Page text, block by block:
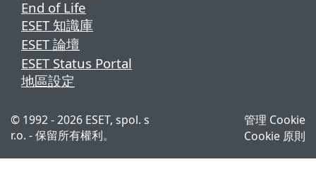
End of Life
ESET 知識庫
ESET 論壇
ESET Status Portal
地區設定
© 1992 - 2026 ESET, spol. s
r.o. - 保留所有權利。
管理 Cookie
Cookie 原則